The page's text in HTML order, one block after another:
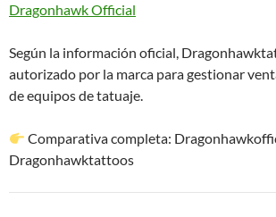
Dragonhawk Official
Según la información oficial,
autorizado por la marca para gestionar
de equipos de tatuaje.
Comparativa completa:
Dragonhawktattoos